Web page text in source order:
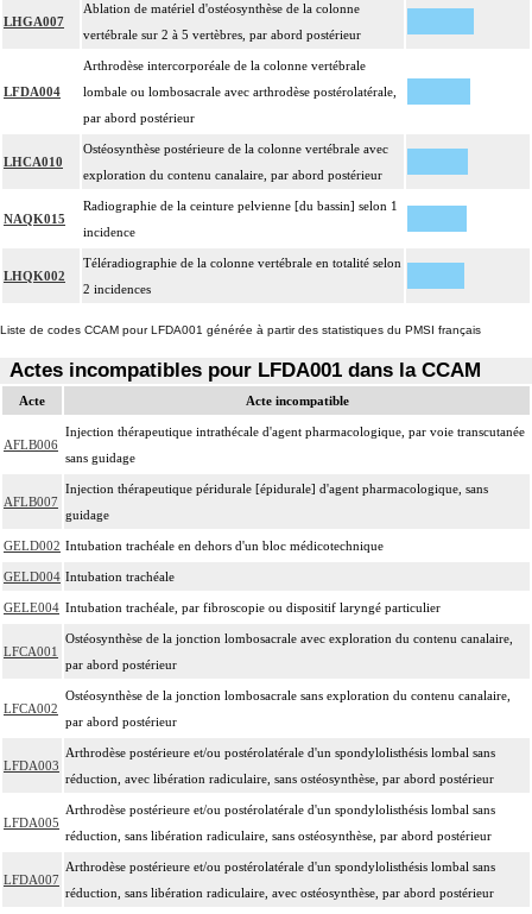
LHGA007
Ablation de matériel d'ostéosynthèse de la colonne
vertébrale sur 2 à 5 vertèbres, par abord postérieur
LFDA004
Arthrodèse intercorporéale de la colonne vertébrale
lombale ou lombosacrale avec arthrodèse postérolatérale,
par abord postérieur
LHCA010
Ostéosynthèse postérieure de la colonne vertébrale avec
exploration du contenu canalaire, par abord postérieur
NAQK015
Radiographie de la ceinture pelvienne [du bassin] selon 1
incidence
LHQK002
Téléradiographie de la colonne vertébrale en totalité selon
2 incidences
Liste de codes CCAM pour LFDA001 générée à partir des statistiques du PMSI français
Actes incompatibles pour LFDA001 dans la CCAM
Acte Acte incompatible
AFLB006
Injection thérapeutique intrathécale d'agent pharmacologique, par voie transcutanée
sans guidage
AFLB007
Injection thérapeutique péridurale [épidurale] d'agent pharmacologique, sans
guidage
GELD002 Intubation trachéale en dehors d'un bloc médicotechnique
GELD004 Intubation trachéale
GELE004 Intubation trachéale, par fibroscopie ou dispositif laryngé particulier
LFCA001
Ostéosynthèse de la jonction lombosacrale avec exploration du contenu canalaire,
par abord postérieur
LFCA002
Ostéosynthèse de la jonction lombosacrale sans exploration du contenu canalaire,
par abord postérieur
LFDA003
Arthrodèse postérieure et/ou postérolatérale d'un spondylolisthésis lombal sans
réduction, avec libération radiculaire, sans ostéosynthèse, par abord postérieur
LFDA005
Arthrodèse postérieure et/ou postérolatérale d'un spondylolisthésis lombal sans
réduction, sans libération radiculaire, sans ostéosynthèse, par abord postérieur
LFDA007
Arthrodèse postérieure et/ou postérolatérale d'un spondylolisthésis lombal sans
réduction, sans libération radiculaire, avec ostéosynthèse, par abord postérieur